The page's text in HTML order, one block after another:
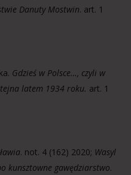
Danuty Mostwin. art. 1
Gdzieś w Polsce…, czyli w
latem 1934 roku. art. 1
. not. 4 (162) 2020; Wasyl
kunsztowne gawędziarstwo.